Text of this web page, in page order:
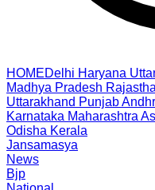
HOMEDelhi Haryana
Madhya Pradesh
Uttarakhand Punjab
Karnataka Maharashtra
Odisha Kerala
Jansamasya
News
Bjp